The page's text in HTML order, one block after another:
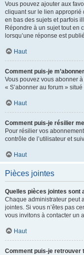
Vous pouvez ajouter aux
cliquant sur le lien approprié
en bas des sujets et parfois
Répondre à un sujet tout en
lorsqu’une réponse est
Haut
Comment puis-je
Vous pouvez vous abonner
« S’abonner au forum »
Haut
Comment puis-je résilier
Pour résilier vos
contrôle de l’utilisateur et
Haut
Pièces jointes
Quelles pièces jointes sont
Chaque administrateur peut
jointes. Si vous n’êtes pas
vous invitons à contacter un
Haut
Comment puis-je retrouver